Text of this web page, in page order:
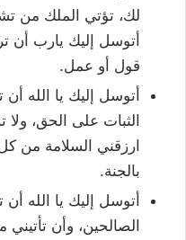
لك، تؤتي الملك من
أتوسل إليك يارب أن
قول أو عمل.
أتوسل إليك يا الله
الثبات على الحق،
ارزقني السلامة من
بالجنة.
أتوسل إليك يا الله
الصالحين، وأن